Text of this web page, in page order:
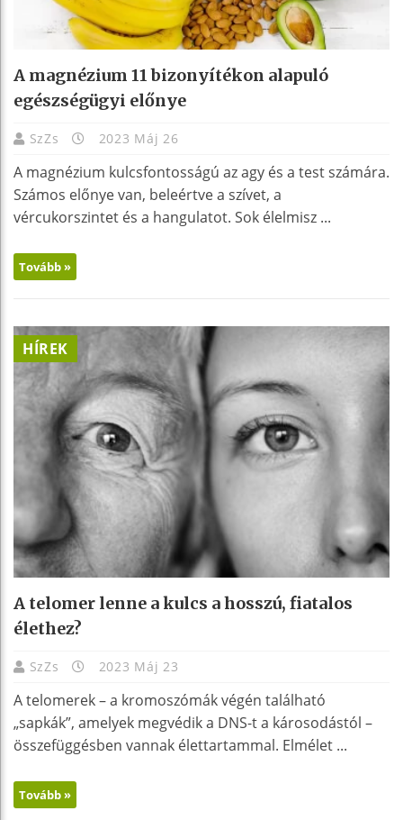
A magnézium 11 bizonyítékon alapuló
egészségügyi előnye
SzZs 2023 Máj 26
A magnézium kulcsfontosságú az agy és a test számára.
Számos előnye van, beleértve a szívet, a
vércukorszintet és a hangulatot. Sok élelmisz ...
Tovább »
HÍREK
A telomer lenne a kulcs a hosszú, fiatalos
élethez?
SzZs 2023 Máj 23
A telomerek – a kromoszómák végén található
„sapkák”, amelyek megvédik a DNS-t a károsodástól –
összefüggésben vannak élettartammal. Elmélet ...
Tovább »